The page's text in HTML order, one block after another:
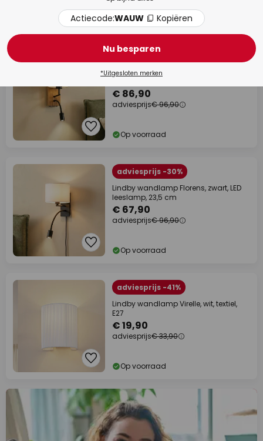
Op voorraad
adviesprijs -10%
Lucande wandlamp Lieske, beige,
€ 86,90
adviesprijs€ 96,90
Op voorraad
adviesprijs -30%
Lindby wandlamp Florens, zwart, LED
leeslamp, 23,5 cm
€ 67,90
adviesprijs€ 96,90
Op voorraad
adviesprijs -41%
Lindby wandlamp Virelle, wit, textiel,
E27
€ 19,90
adviesprijs€ 33,90
Op voorraad
Actiecode:WAUW Kopiëren
Nu besparen
*Uitgesloten merken